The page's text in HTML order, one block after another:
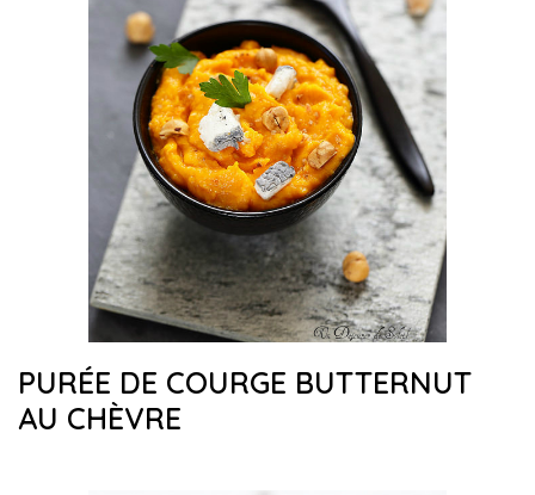
PURÉE DE COURGE BUTTERNUT
AU CHÈVRE